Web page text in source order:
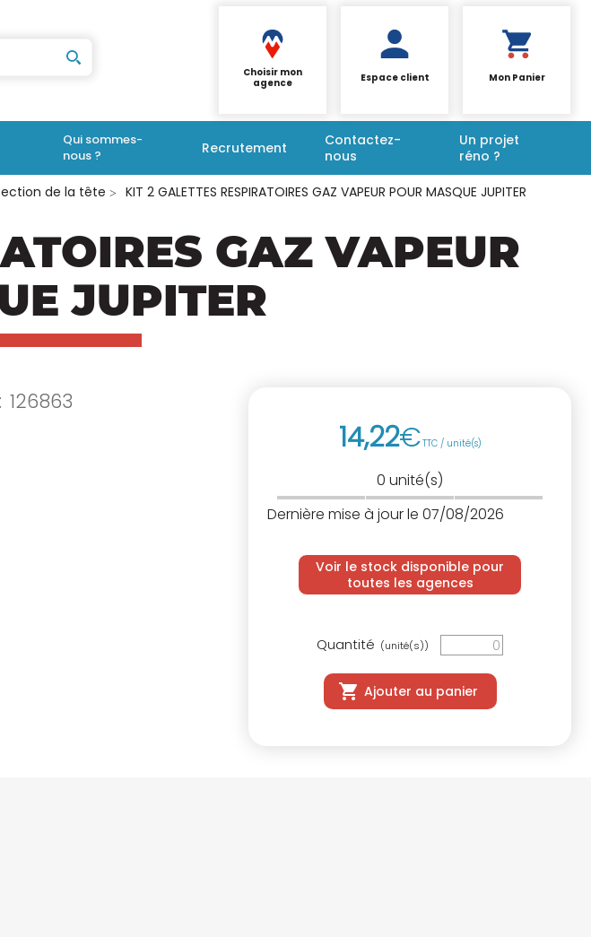
Choisir mon
agence
Espace client Mon Panier
Qui sommes-
nous ?
Recrutement
Contactez-
nous
Un projet
réno ?
de la tête KIT 2 GALETTES RESPIRATOIRES GAZ VAPEUR POUR MASQUE JUPITER
GAZ VAPEUR
JUPITER
126863
14,22€TTC / unité(s)
0 unité(s)
Dernière mise à jour le 07/08/2026
Voir le stock disponible pour
toutes les agences
Quantité (unité(s))
Ajouter au panier